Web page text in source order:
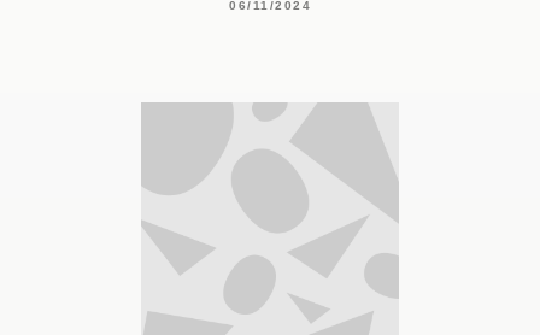
06/11/2024